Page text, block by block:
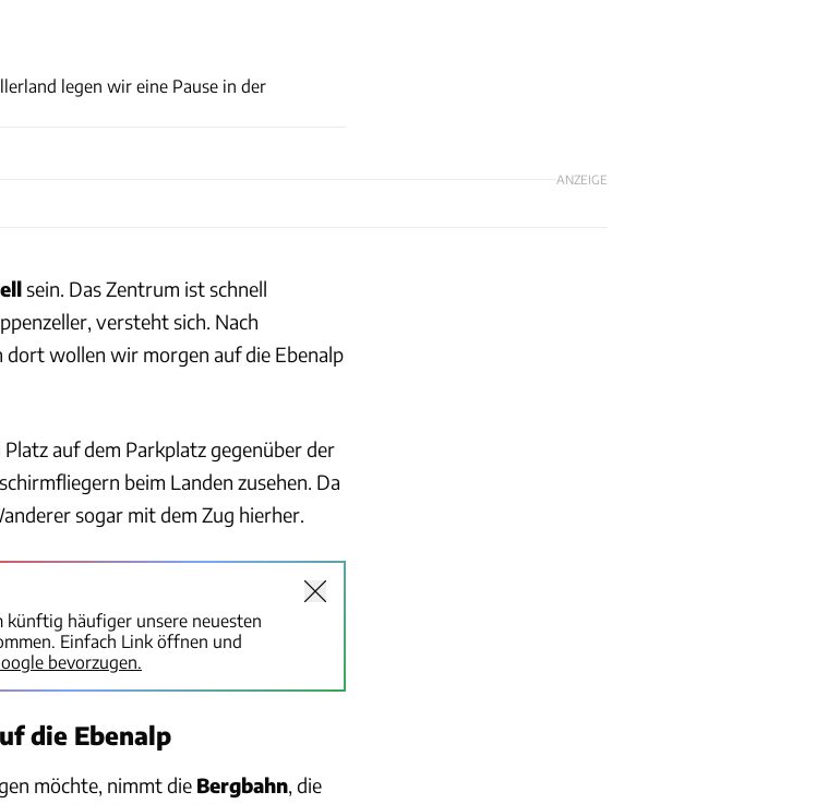
legen wir eine Pause in der
ANZEIGE
sein. Das Zentrum ist schnell
versteht sich. Nach
wollen wir morgen auf die Ebenalp
auf dem Parkplatz gegenüber der
beim Landen zusehen. Da
sogar mit dem Zug hierher.
künftig häufiger unsere neuesten
Einfach Link öffnen und
bevorzugen.
die Ebenalp
möchte, nimmt die Bergbahn , die